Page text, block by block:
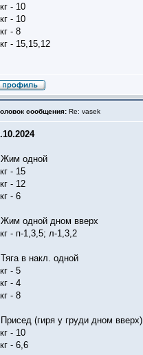
- 10
- 10
- 8
- 15,15,12
сообщения: Re: vasek
Жим одной
- 15
- 12
- 6
одной дном вверх
- п-1,3,5; л-1,3,2
в накл. одной
- 5
- 4
- 8
(гиря у груди дном вверх)
- 10
- 6,6